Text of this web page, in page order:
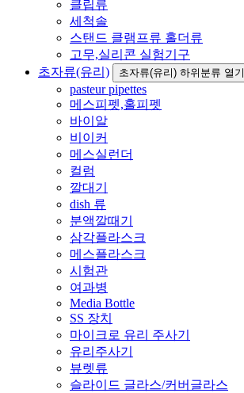
클립류
세척솔
스탠드 클램프류 홀더류
고무,실리콘 실험기구
초자류(유리)
초자류(유리) 하위분류 열기
pasteur pipettes
메스피펫,홀피펫
바이알
비이커
메스실런더
컬럼
깔대기
dish 류
분액깔때기
삼각플라스크
메스플라스크
시험관
여과병
Media Bottle
SS 장치
마이크로 유리 주사기
유리주사기
뷰렛류
슬라이드 글라스/커버글라스